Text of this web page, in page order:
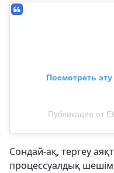
Посмотреть
Публикация от
Сондай-ақ, тергеу
процессуалдық